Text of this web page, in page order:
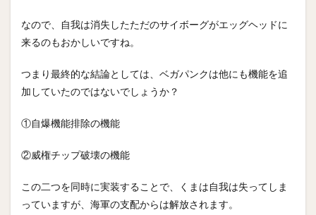
なので、自我は消失したただのサイボーグがエッグヘッドに
来るのもおかしいですね。
つまり最終的な結論としては、ベガパンクは他にも機能を追
加していたのではないでしょうか？
①自爆機能排除の機能
②威権チップ破壊の機能
この二つを同時に実装することで、くまは自我は失ってしま
っていますが、海軍の支配からは解放されます。